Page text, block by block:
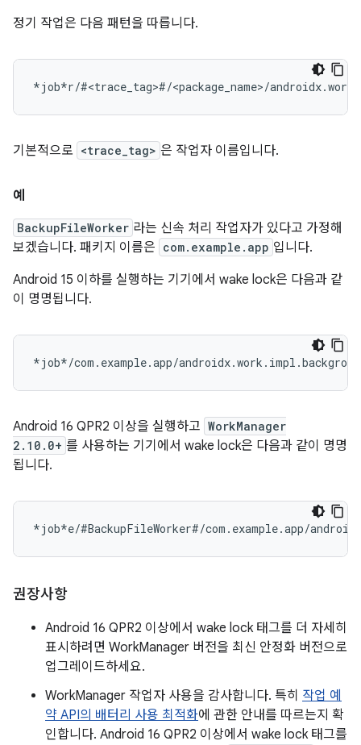
정기 작업은 다음 패턴을 따릅니다.
기본적으로 <trace_tag> 은 작업자 이름입니다.
예
BackupFileWorker 라는 신속 처리 작업자가 있다고 가정해
보겠습니다. 패키지 이름은 com.example.app 입니다.
Android 15 이하를 실행하는 기기에서 wake lock은 다음과 같
이 명명됩니다.
Android 16 QPR2 이상을 실행하고 WorkManager
2.10.0+ 를 사용하는 기기에서 wake lock은 다음과 같이 명명
됩니다.
권장사항
Android 16 QPR2 이상에서 wake lock 태그를 더 자세히
표시하려면 WorkManager 버전을 최신 안정화 버전으로
업그레이드하세요.
WorkManager 작업자 사용을 감사합니다. 특히 작업 예
약 API의 배터리 사용 최적화에 관한 안내를 따르는지 확
인합니다. Android 16 QPR2 이상에서 wake lock 태그를